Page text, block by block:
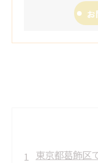
東京都葛飾区